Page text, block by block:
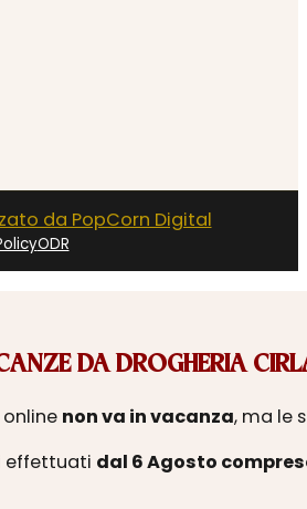
da PopCorn Digital
ODR
DA DROGHERIA
non va in vacanza, ma le
effettuati dal 6 Agosto